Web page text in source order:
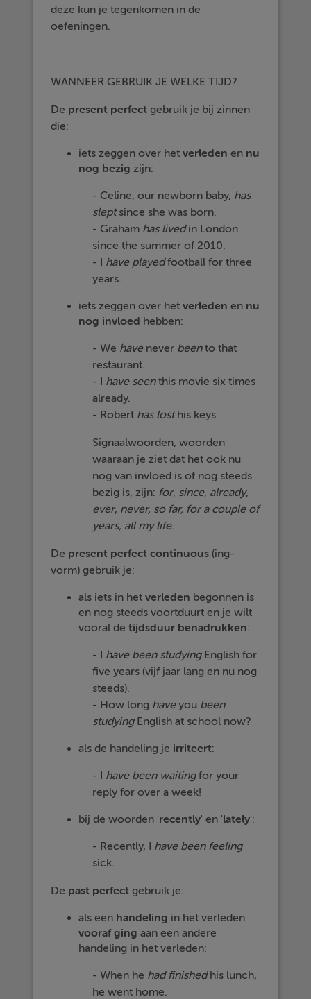
deze kun je tegenkomen in de
oefeningen.
WANNEER GEBRUIK JE WELKE TIJD?
De present perfect gebruik je bij zinnen
die:
iets zeggen over hetverleden en nu
nog bezig zijn:
- Celine, our newborn baby, has
sleptsince she was born.
- Graham has livedin London
since the summer of 2010.
- I have playedfootball for three
years.
iets zeggen over hetverleden en nu
nog invloed hebben:
- We havenever beento that
restaurant.
- I have seenthis movie six times
already.
- Robert has losthis keys.
Signaalwoorden, woorden
waaraan je ziet dat het ook nu
nog van invloed is of nog steeds
bezig is, zijn: for, since, already,
ever, never, so far, for a couple of
years, all my life.
De present perfect continuous (ing-
vorm) gebruik je:
als iets in hetverleden begonnen is
en nog steeds voortduurt en je wilt
vooral detijdsduur benadrukken:
- I have been studyingEnglish for
five years (vijf jaar lang en nu nog
steeds).
- How long haveyou been
studyingEnglish at school now?
als de handeling je irriteert:
- I have been waitingfor your
reply for over a week!
bij de woorden 'recently' en 'lately':
- Recently, I have been feeling
sick.
De past perfect gebruik je:
als een handeling in het verleden
vooraf ging aan een andere
handeling in het verleden:
- When he had finishedhis lunch,
he went home.